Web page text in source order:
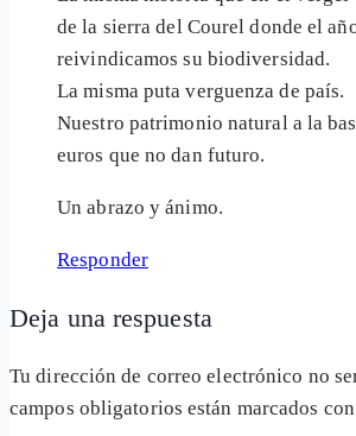
de la sierra del Courel donde el
reivindicamos su biodiversidad.
La misma puta verguenza de país.
Nuestro patrimonio natural a la
euros que no dan futuro.
Un abrazo y ánimo.
Responder
Deja una respuesta
Tu dirección de correo electrónico no
campos obligatorios están marcados con